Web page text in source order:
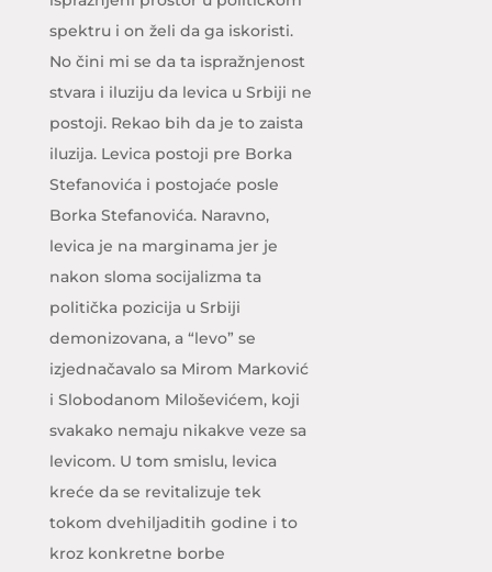
spektru i on želi da ga iskoristi.
No čini mi se da ta ispražnjenost
stvara i iluziju da levica u Srbiji ne
postoji. Rekao bih da je to zaista
iluzija. Levica postoji pre Borka
Stefanovića i postojaće posle
Borka Stefanovića. Naravno,
levica je na marginama jer je
nakon sloma socijalizma ta
politička pozicija u Srbiji
demonizovana, a “levo” se
izjednačavalo sa Mirom Marković
i Slobodanom Miloševićem, koji
svakako nemaju nikakve veze sa
levicom. U tom smislu, levica
kreće da se revitalizuje tek
tokom dvehiljaditih godine i to
kroz konkretne borbe